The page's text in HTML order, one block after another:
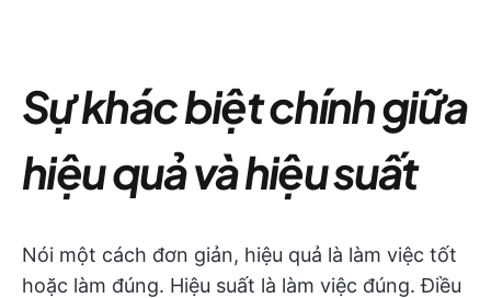
Sự khác biệt chính giữa
hiệu quả và hiệu suất
Nói một cách đơn giản, hiệu quả là làm việc tốt
hoặc làm đúng. Hiệu suất là làm việc đúng. Điều